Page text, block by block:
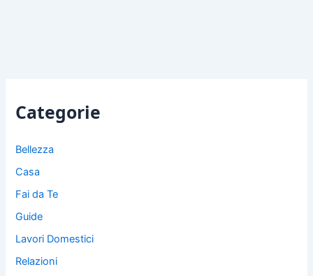
Categorie
Bellezza
Casa
Fai da Te
Guide
Lavori Domestici
Relazioni